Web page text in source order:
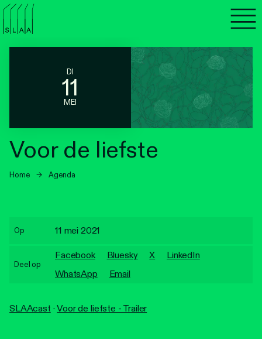
DI
11
MEI
Voor de liefste
Home → Agenda
SLAAcast ·Voor de liefste - Trailer
Op 11 mei 2021
Deel op
Facebook Bluesky X
LinkedIn
WhatsApp
Email
Agenda
Luisteren
Nieuwsbrief
Personen